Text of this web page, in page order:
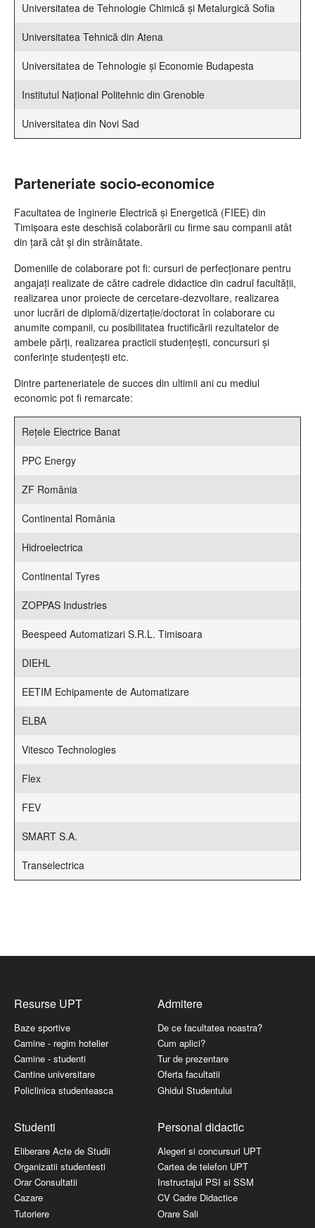
Universitatea de Tehnologie Chimică şi Metalurgică Sofia
Universitatea Tehnică din Atena
Universitatea de Tehnologie şi Economie Budapesta
Institutul Naţional Politehnic din Grenoble
Universitatea din Novi Sad
Parteneriate socio-economice
Facultatea de Inginerie Electrică și Energetică (FIEE) din
Timișoara este deschisă colaborării cu firme sau companii atât
din ţară cât şi din străinătate.
Domeniile de colaborare pot fi: cursuri de perfecţionare pentru
angajaţi realizate de către cadrele didactice din cadrul facultăţii,
realizarea unor proiecte de cercetare-dezvoltare, realizarea
unor lucrări de diplomă/dizertaţie/doctorat în colaborare cu
anumite companii, cu posibilitatea fructificării rezultatelor de
ambele părţi, realizarea practicii studenţeşti, concursuri și
conferințe studențești etc.
Dintre parteneriatele de succes din ultimii ani cu mediul
economic pot fi remarcate:
Rețele Electrice Banat
PPC Energy
ZF România
Continental România
Hidroelectrica
Continental Tyres
ZOPPAS Industries
Beespeed Automatizari S.R.L. Timisoara
DIEHL
EETIM Echipamente de Automatizare
ELBA
Vitesco Technologies
Flex
FEV
SMART S.A.
Transelectrica
Resurse UPT
Baze sportive
Camine - regim hotelier
Camine - studenti
Cantine universitare
Policlinica studenteasca
Admitere
De ce facultatea noastra?
Cum aplici?
Tur de prezentare
Oferta facultatii
Ghidul Studentului
Studenti
Eliberare Acte de Studii
Organizatii studentesti
Orar Consultatii
Cazare
Tutoriere
Personal didactic
Alegeri si concursuri UPT
Cartea de telefon UPT
Instructajul PSI si SSM
CV Cadre Didactice
Orare Sali